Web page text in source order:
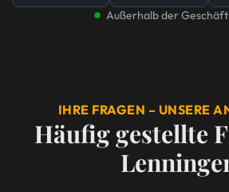
Außerhalb der
IHRE FRAGEN – UNSERE
Häufig gestellte